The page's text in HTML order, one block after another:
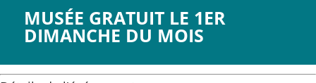
MUSÉE GRATUIT LE 1ER
DIMANCHE DU MOIS